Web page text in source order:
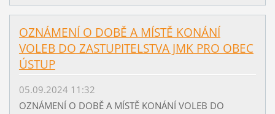
OZNÁMENÍ O DOBĚ A MÍSTĚ KONÁNÍ
VOLEB DO ZASTUPITELSTVA JMK PRO OBEC
ÚSTUP
05.09.2024 11:32
OZNÁMENÍ O DOBĚ A MÍSTĚ KONÁNÍ VOLEB DO